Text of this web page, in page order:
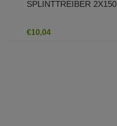
SPLINTTREIBER 2X150
€10,04